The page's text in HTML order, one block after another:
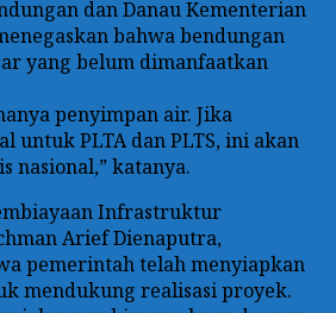
dan Danau Kementerian
bahwa bendungan
yang belum dimanfaatkan
penyimpan air. Jika
untuk PLTA dan PLTS, ini akan
nasional,” katanya.
Infrastruktur
Arief Dienaputra,
pemerintah telah menyiapkan
mendukung realisasi proyek.